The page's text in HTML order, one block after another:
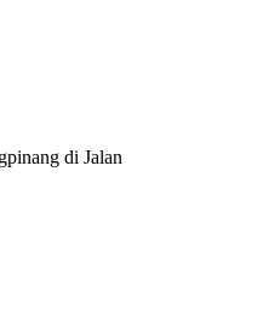
di Jalan